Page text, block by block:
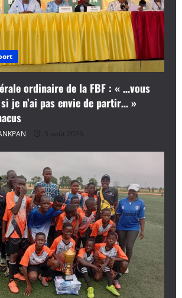
ordinaire de la FBF : « …vous
je n’ai pas envie de partir… »
5 août 2026